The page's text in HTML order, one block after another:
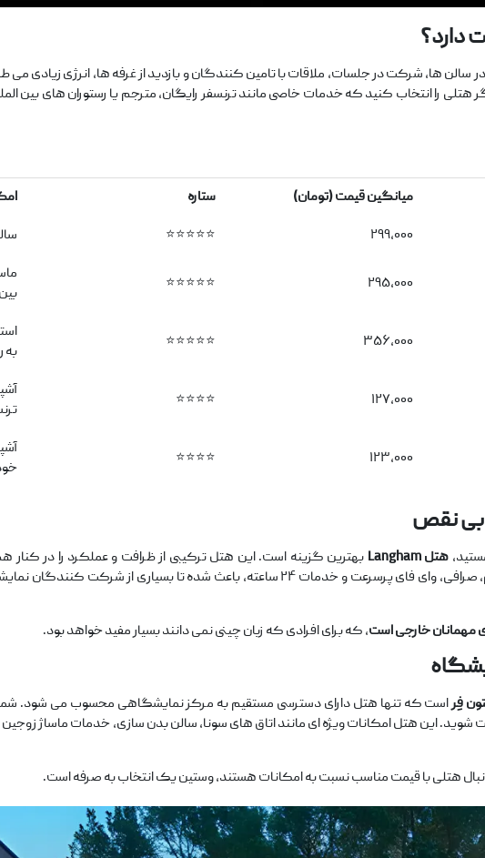
دارد؟
سالن ها، شرکت در جلسات، ملاقات با تامین ‌کنندگان و بازدید از غرفه ‌ها، انرژی زیادی
انتخاب کنید که خدمات خاصی مانند ترنسفر رایگان، مترجم یا رستوران ‌های بین
میانگین قیمت (تومان) ستاره
۲۹۹,۰۰۰ ⭐⭐⭐⭐⭐
۲۹۵,۰۰۰ ⭐⭐⭐⭐⭐
۳۵۶,۰۰۰ ⭐⭐⭐⭐⭐
به
۱۲۷,۰۰۰ ⭐⭐⭐⭐
۱۲۳,۰۰۰ ⭐⭐⭐⭐
‌نقص
هتلLangham
بهترین گزینه است. این هتل ترکیبی از ظرافت و عملکرد را در کنار
نور پردازی چشم ‌نواز، نمایی فوق ‌العاده از شهر دارند. وجود مترجم، صرافی، وای ‌فای پرسرعت و خدمات ۲۴ ساعته،
مهمانان خارجی است، که برای افرادی که زبان چینی نمی ‌دانند بسیار مفید خواهد بود.
فِراست که تنها هتل دارای دسترسی مستقیم به مرکز نمایشگاهی محسوب می ‌شود. شما
این هتل امکانات ویژه ‌ای مانند اتاق‌ های سونا، سالن بدن ‌سازی، خدمات ماساژ
هتلی با قیمت مناسب نسبت به امکانات هستند، وستین یک انتخاب به ‌صرفه است.